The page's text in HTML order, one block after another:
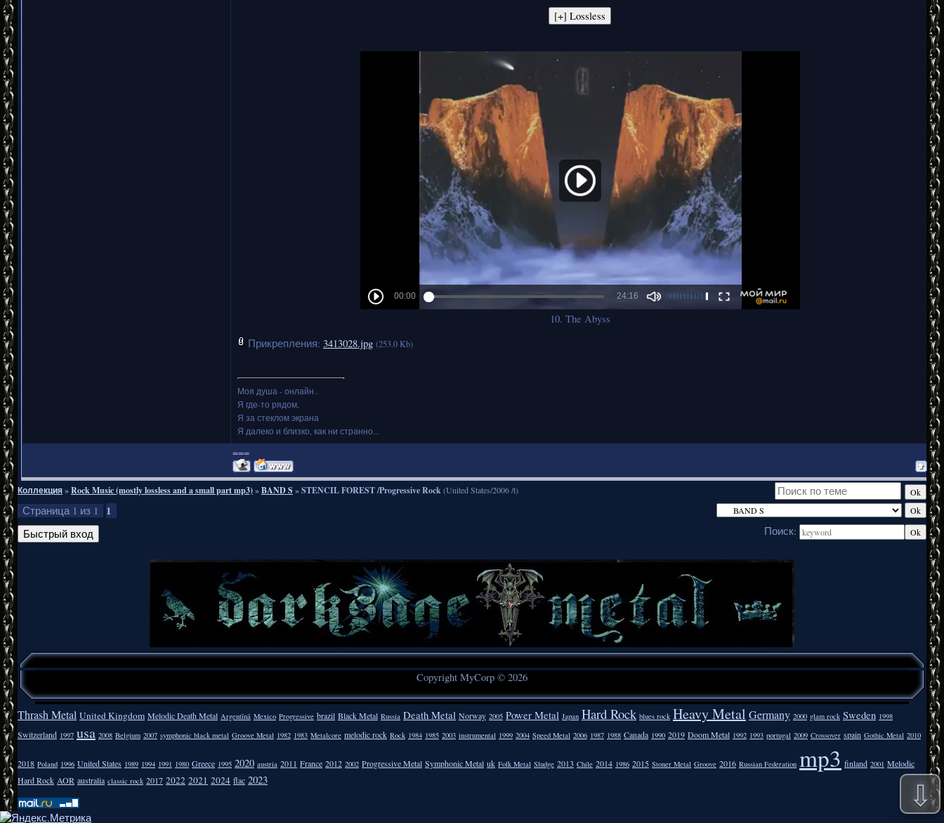
10. The Abyss
Прикрепления: 3413028.jpg (253.0 Kb)
Моя душа - онлайн..
Я где-то рядом,
Я за стеклом экрана
Я далеко и близко, как ни странно...
===
Коллекция»Rock Music (mostly lossless and a small part mp3)»BAND S »STENCIL FOREST /Progressive Rock(United States/2006 /t)
Страница 1 из 1 1
Поиск:
Copyright MyCorp © 2026
Thrash Metal United Kingdom Melodic Death Metal Argentīnā Mexico Progressive brazil Black Metal Russia Death Metal Norway 2005 Power Metal Japan Hard Rock blues rock Heavy Metal Germany 2000 glam rock Sweden 1998
Switzerland 1997 usa 2008 Belgium 2007 symphonic black metal Groove Metal 1982 1983 Metalcore melodic rock Rock 1984 1985 2003 instrumental 1999 2004 Speed Metal 2006 1987 1988 Canada 1990 2019 Doom Metal 1992 1993 portugal 2009 Crossover spain Gothic Metal 2010
2018 Poland 1996 United States 1989 1994 1991 1980 Greece 1995 2020 austria 2011 France 2012 2002 Progressive Metal Symphonic Metal uk Folk Metal Sludge 2013 Chile 2014 1986 2015 Stoner Metal Groove 2016 Russian Federation mp3 finland 2001 Melodic
Hard Rock AOR australia classic rock 2017 2022 2021 2024 flac 2023 ⇩